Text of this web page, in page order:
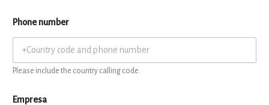
Phone number
Please include the country calling code.
Empresa